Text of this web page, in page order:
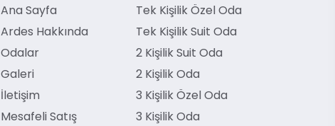
Ana Sayfa
Ardes Hakkında
Odalar
Galeri
İletişim
Mesafeli Satış
Tek Kişilik Özel Oda
Tek Kişilik Suit Oda
2 Kişilik Suit Oda
2 Kişilik Oda
3 Kişilik Özel Oda
3 Kişilik Oda